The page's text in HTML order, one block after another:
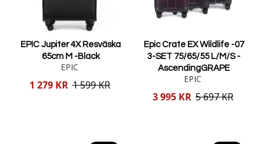
EPIC Jupiter 4X Resväska
65cm M -Black
EPIC
Reducerat
1 279 KR 1 599 KR
Epic Crate EX Wildlife -07
3-SET 75/65/55 L/M/S -
AscendingGRAPE
EPIC
Reducerat
3 995 KR 5 697 KR